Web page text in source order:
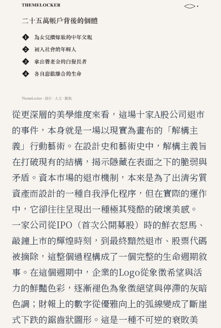
從更深層的美學維度來看，這場十家A股公司退市
的事件，本身就是一場以現實為畫布的「解構主
義」行動藝術。在設計史和藝術史中，解構主義旨
在打破現有的結構，揭示隱藏在表面之下的脆弱與
矛盾。資本市場的退市機制，本來是為了出清劣質
資產而設計的一種自我淨化程序，但在實際的運作
中，它卻往往呈現出一種極其殘酷的破壞美感。
一家公司從IPO（首次公開募股）時的鮮衣怒馬、
敲鐘上市的輝煌時刻，到最終黯然退市、股票代碼
被摘除，這整個過程構成了一個完整的生命週期敘
事。在這個週期中，企業的Logo從象徵希望與活
力的鮮豔色彩，逐漸褪色為象徵絕望與停滯的灰暗
色調；財報上的數字從優雅向上的弧線變成了斷崖
式下跌的鋸齒狀圖形。這是一種不可逆的衰敗美